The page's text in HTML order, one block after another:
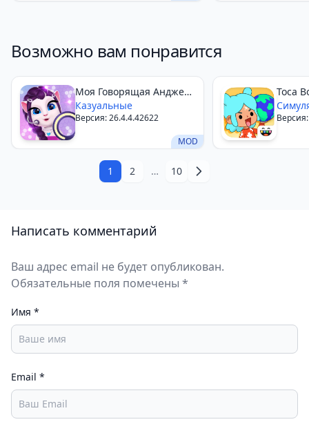
Возможно вам понравится
MOD
Моя Говорящая Анджела
2
Казуальные
Версия: 26.4.4.42622
Toca
1 2 … 10
Написать комментарий
Ваш адрес email не будет опубликован.
Обязательные поля помечены *
Имя *
Email *